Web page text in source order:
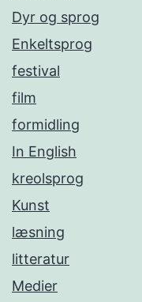
Dyr og sprog
Enkeltsprog
festival
film
formidling
In English
kreolsprog
Kunst
læsning
litteratur
Medier